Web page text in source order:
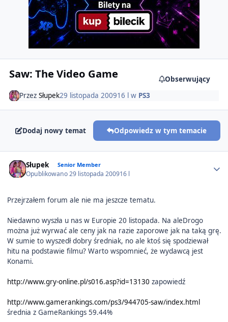
Saw: The Video Game
Obserwujący
Przez Słupek29 listopada 200916 l w PS3
Dodaj nowy temat Odpowiedz w tym temacie
Słupek Senior Member
Opublikowano29 listopada 200916 l
Przejrzałem forum ale nie ma jeszcze tematu.
Niedawno wyszła u nas w Europie 20 listopada. Na aleDrogo
można już wyrwać ale ceny jak na razie zaporowe jak na taką grę.
W sumie to wyszedł dobry średniak, no ale ktoś się spodziewał
hitu na podstawie filmu? Warto wspomnieć, że wydawcą jest
Konami.
http://www.gry-online.pl/s016.asp?id=13130 zapowiedź
http://www.gamerankings.com/ps3/944705-saw/index.html
średnia z GameRankings 59.44%